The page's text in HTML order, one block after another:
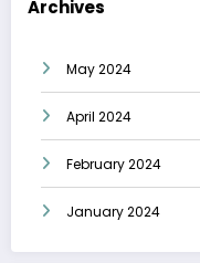
Archives
May 2024
April 2024
February 2024
January 2024